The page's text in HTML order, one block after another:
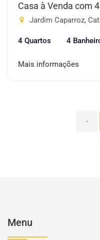
Casa à Venda com
Jardim Caparroz,
4 Quartos 4
Mais informações
‹
Menu